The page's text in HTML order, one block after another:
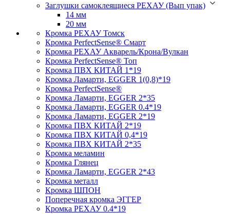
Заглушки самоклеящиеся РЕХАУ (Вып упак)
14 мм
20 мм
Кромка PЕХАУ Томск
Кромка PerfectSense® Смарт
Кромка PЕХАУ Акварель/Крона/Вулкан
Кромка PerfectSense® Топ
Кромка ПВХ КИТАЙ 1*19
Кромка Ламарти, EGGER 1(0,8)*19
Кромка PerfectSense®
Кромка Ламарти, EGGER 2*35
Кромка Ламарти, EGGER 0.4*19
Кромка Ламарти, EGGER 2*19
Кромка ПВХ КИТАЙ 2*19
Кромка ПВХ КИТАЙ 0,4*19
Кромка ПВХ КИТАЙ 2*35
Кромка меламин
Кромка Глянец
Кромка Ламарти, EGGER 2*43
Кромка металл
Кромка ШПОН
Поперечная кромка ЭГГЕР
Кромка PЕХАУ 0.4*19